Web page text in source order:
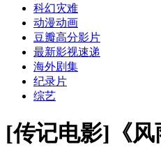
科幻灾难
动漫动画
豆瓣高分影片
最新影视速递
海外剧集
纪录片
综艺
[传记电影]《